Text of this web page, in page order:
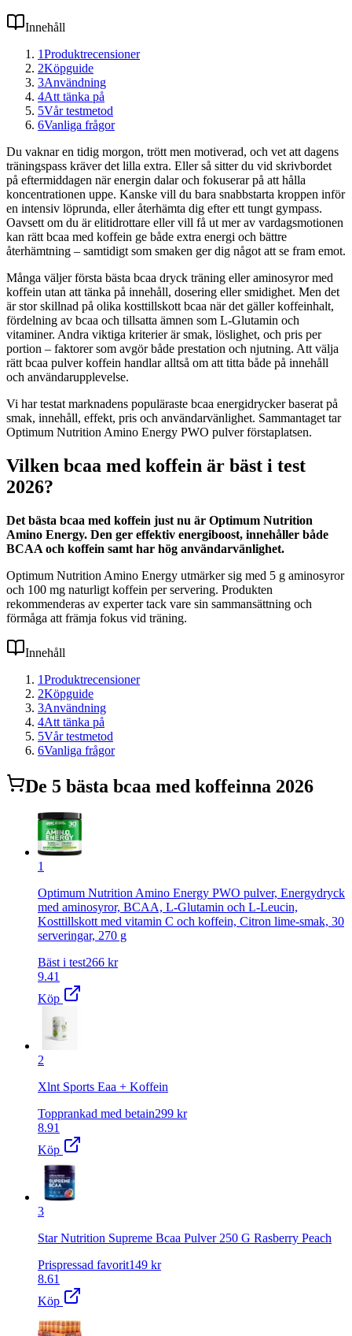
Innehåll
1Produktrecensioner
2Köpguide
3Användning
4Att tänka på
5Vår testmetod
6Vanliga frågor
Du vaknar en tidig morgon, trött men motiverad, och vet att dagens
träningspass kräver det lilla extra. Eller så sitter du vid skrivbordet
på eftermiddagen när energin dalar och fokuserar på att hålla
koncentrationen uppe. Kanske vill du bara snabbstarta kroppen inför
en intensiv löprunda, eller återhämta dig efter ett tungt gympass.
Oavsett om du är elitidrottare eller vill få ut mer av vardagsmotionen
kan rätt bcaa med koffein ge både extra energi och bättre
återhämtning – samtidigt som smaken ger dig något att se fram emot.
Många väljer första bästa bcaa dryck träning eller aminosyror med
koffein utan att tänka på innehåll, dosering eller smidighet. Men det
är stor skillnad på olika kosttillskott bcaa när det gäller koffeinhalt,
fördelning av bcaa och tillsatta ämnen som L-Glutamin och
vitaminer. Andra viktiga kriterier är smak, löslighet, och pris per
portion – faktorer som avgör både prestation och njutning. Att välja
rätt bcaa pulver koffein handlar alltså om att titta både på innehåll
och användarupplevelse.
Vi har testat marknadens populäraste bcaa energidrycker baserat på
smak, innehåll, effekt, pris och användarvänlighet. Sammantaget tar
Optimum Nutrition Amino Energy PWO pulver förstaplatsen.
Vilken bcaa med koffein är bäst i test
2026?
Det bästa bcaa med koffein just nu är Optimum Nutrition
Amino Energy. Den ger effektiv energiboost, innehåller både
BCAA och koffein samt har hög användarvänlighet.
Optimum Nutrition Amino Energy utmärker sig med 5 g aminosyror
och 100 mg naturligt koffein per servering. Produkten
rekommenderas av experter tack vare sin sammansättning och
förmåga att främja fokus vid träning.
Innehåll
1Produktrecensioner
2Köpguide
3Användning
4Att tänka på
5Vår testmetod
6Vanliga frågor
De 5 bästa bcaa med koffeinna 2026
1
Optimum Nutrition Amino Energy PWO pulver, Energydryck
med aminosyror, BCAA, L-Glutamin och L-Leucin,
Kosttillskott med vitamin C och koffein, Citron lime-smak, 30
serveringar, 270 g
Bäst i test266 kr
9.41
Köp
2
Xlnt Sports Eaa + Koffein
Topprankad med betain299 kr
8.91
Köp
3
Star Nutrition Supreme Bcaa Pulver 250 G Rasberry Peach
Prispressad favorit149 kr
8.61
Köp